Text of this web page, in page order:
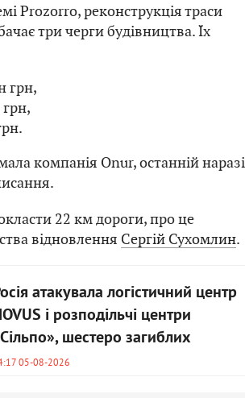
Prozorro, реконструкція траси
три черги будівництва. Їх
грн,
компанія Onur, останній наразі
22 км дороги, про це
відновлення Сергій Сухомлин.
атакувала логістичний центр
і розподільчі центри
шестеро загиблих
05-08-2026